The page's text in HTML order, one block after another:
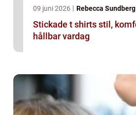
09 juni 2026 Rebecca Sundberg
Stickade t shirts stil, komfort och
hållbar vardag